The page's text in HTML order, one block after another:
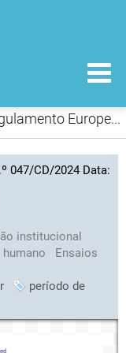
Final do período de transição - Regulamento Europeu de Ensaios Clínicos n.º 536 2014 de 16 de abril
047/CD/2024 Data:
institucional
Ensaios
período de